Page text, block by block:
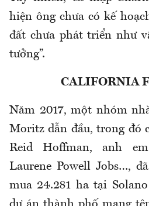
hiện ông chưa có kế
đất chưa phát triển như
tưởng”.
CALIFORNIA
Năm 2017, một nhóm
Moritz dẫn đầu, trong đó
Reid Hoffman, anh
Laurene Powell Jobs…,
mua 24.281 ha tại